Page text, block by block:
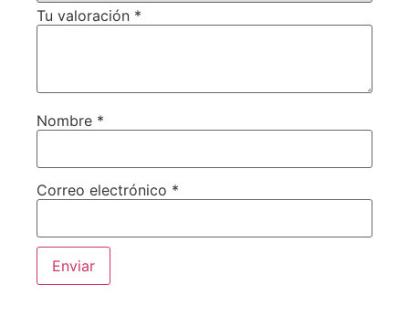
Tu valoración *
Nombre *
Correo electrónico *